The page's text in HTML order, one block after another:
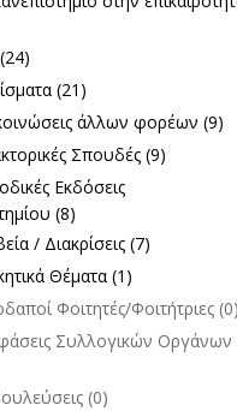
filter
filter
filter
filter
(21)
άλλων
άλλων φορέων (9)
Σπουδές filter
Σπουδές (9)
Εκδόσεις
filter
Εκδόσεις
(8)
Εκδόσεις
Πανεπιστημίου filter
/ Διακρίσεις filter
/ Διακρίσεις (7)
filter
Θέματα filter
Θέματα (1)
Φοιτητές/Φοιτήτριες (0)
Συλλογικών Οργάνων
(0)